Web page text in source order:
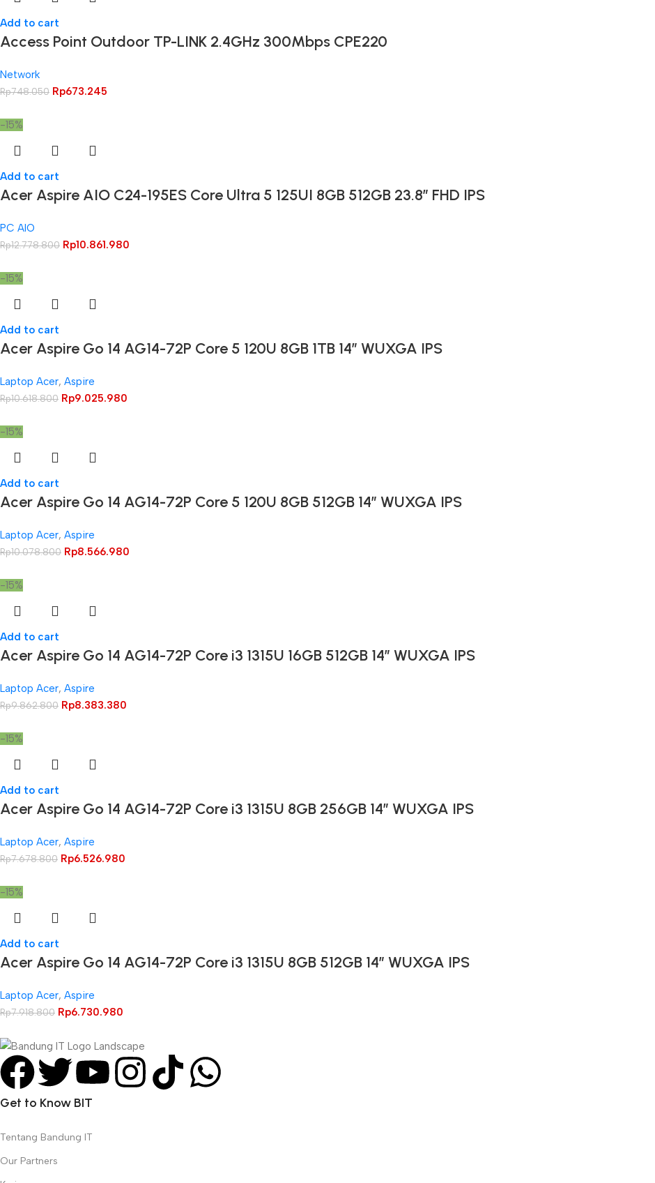
Add to cart
Access Point Outdoor TP-LINK 2.4GHz 300Mbps CPE220
Network
Rp748.050 Rp673.245
-15%
Add to cart
Acer Aspire AIO C24-195ES Core Ultra 5 125UI 8GB 512GB 23.8″ FHD IPS
PC AIO
Rp12.778.800 Rp10.861.980
-15%
Add to cart
Acer Aspire Go 14 AG14-72P Core 5 120U 8GB 1TB 14″ WUXGA IPS
Laptop Acer, Aspire
Rp10.618.800 Rp9.025.980
-15%
Add to cart
Acer Aspire Go 14 AG14-72P Core 5 120U 8GB 512GB 14″ WUXGA IPS
Laptop Acer, Aspire
Rp10.078.800 Rp8.566.980
-15%
Add to cart
Acer Aspire Go 14 AG14-72P Core i3 1315U 16GB 512GB 14″ WUXGA IPS
Laptop Acer, Aspire
Rp9.862.800 Rp8.383.380
-15%
Add to cart
Acer Aspire Go 14 AG14-72P Core i3 1315U 8GB 256GB 14″ WUXGA IPS
Laptop Acer, Aspire
Rp7.678.800 Rp6.526.980
-15%
Add to cart
Acer Aspire Go 14 AG14-72P Core i3 1315U 8GB 512GB 14″ WUXGA IPS
Laptop Acer, Aspire
Rp7.918.800 Rp6.730.980
Get to Know BIT
Tentang Bandung IT
Our Partners